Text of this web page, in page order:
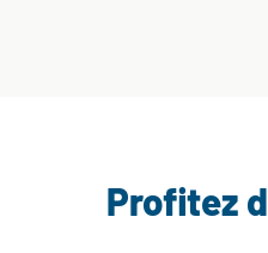
Profitez